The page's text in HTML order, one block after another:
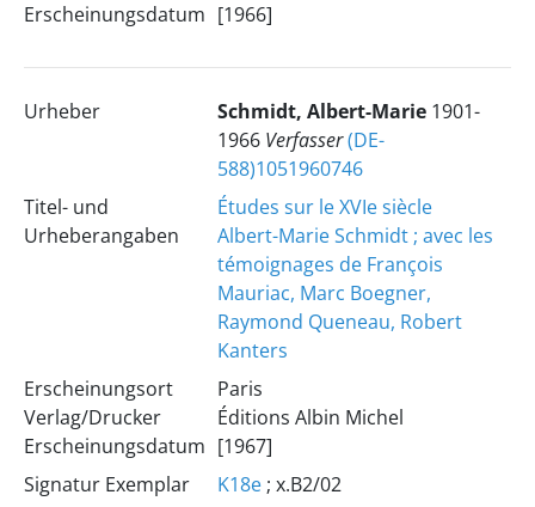
Erscheinungsdatum [1966]
Urheber Schmidt, Albert-Marie 1901-
1966 Verfasser(DE-
588)1051960746
Titel- und
Urheberangaben
Études sur le XVIe siècle
Albert-Marie Schmidt ; avec les
témoignages de François
Mauriac, Marc Boegner,
Raymond Queneau, Robert
Kanters
Erscheinungsort
Verlag/Drucker
Erscheinungsdatum
Paris
Éditions Albin Michel
[1967]
Signatur Exemplar
K18e; x.B2/02